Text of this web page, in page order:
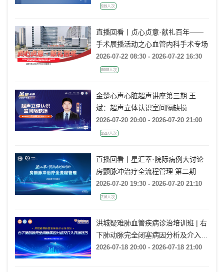
流的超声培训：从病理机制到临床诊
539人次
直播回看丨贞心贞意·献礼百年——
手术展播活动之心血管内科手术专场
2026-07-22 08:30 - 2026-07-22 16:30
8008人次
金楚心声心脏超声讲座第三期 王
斌：超声立体认识室间隔缺损
2026-07-20 20:00 - 2026-07-20 21:00
2527人次
直播回看丨星汇萃·院际病例大讨论
房颤脉冲治疗全流程管理 第二期
2026-07-20 19:30 - 2026-07-20 21:10
716人次
洪城疑难肺血管疾病诊治培训班 | 右
下肺动脉完全闭塞病因分析及介入开
通技巧
2026-07-18 20:00 - 2026-07-18 21:00